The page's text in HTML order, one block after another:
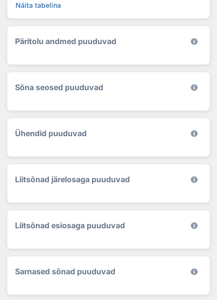
Näita tabelina
Päritolu andmed puuduvad
Sõna seosed puuduvad
Ühendid puuduvad
Liitsõnad järelosaga puuduvad
Liitsõnad esiosaga puuduvad
Sarnased sõnad puuduvad